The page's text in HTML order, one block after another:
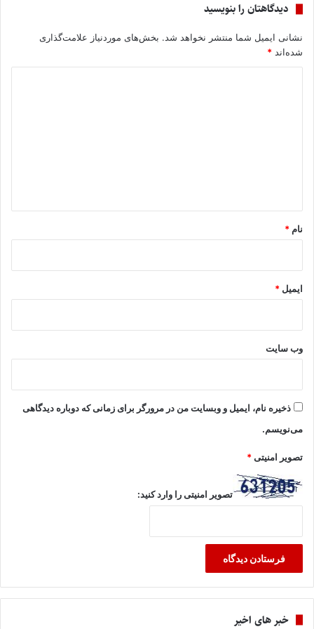
دیدگاهتان را بنویسید
نشانی ایمیل شما منتشر نخواهد شد. بخش‌های موردنیاز علامت‌گذاری
شده‌اند *
نام *
ایمیل *
وب‌ سایت
ذخیره نام، ایمیل و وبسایت من در مرورگر برای زمانی که دوباره دیدگاهی
می‌نویسم.
تصویر امنیتی*
تصویر امنیتی را وارد کنید:
خبر های اخیر